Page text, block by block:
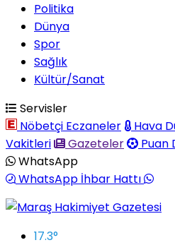
Politika
Dünya
Spor
Sağlık
Kültür/Sanat
Servisler
Nöbetçi Eczaneler
Hava
Vakitleri
Gazeteler
Puan
WhatsApp
WhatsApp İhbar Hattı
17.3°